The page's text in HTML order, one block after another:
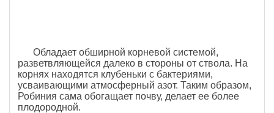
Обладает обширной корневой системой,
разветвляющейся далеко в стороны от ствола. На
корнях находятся клубеньки с бактериями,
усваивающими атмосферный азот. Таким образом,
Робиния сама обогащает почву, делает ее более
плодородной.